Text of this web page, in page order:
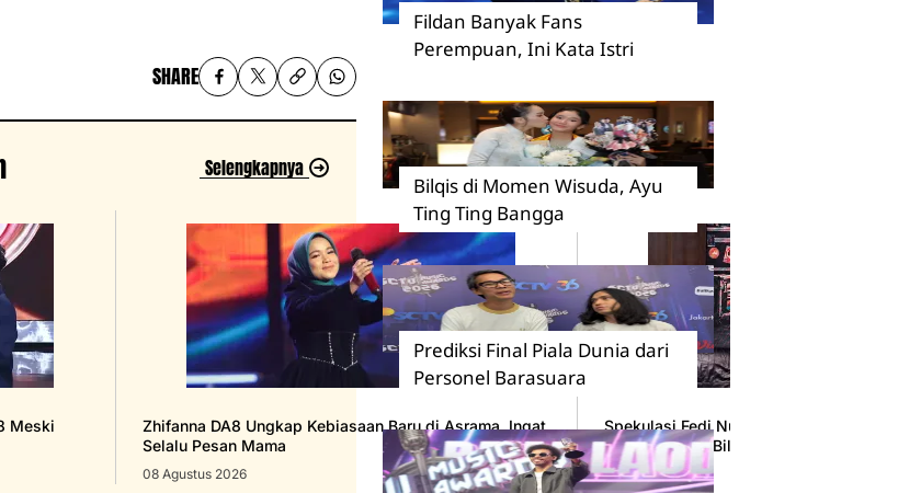
SHARE
Selengkapnya
Meski
Zhifanna DA8 Ungkap Kebiasaan Baru di Asrama, Ingat
Selalu Pesan Mama
08 Agustus 2026
Spekulasi Fedi Nuril-Reza Rahadian di
Manoj Punjabi Bilang Begini
08 Agustus 2026
Fildan Banyak Fans
Perempuan, Ini Kata Istri
Bilqis di Momen Wisuda, Ayu
Ting Ting Bangga
Prediksi Final Piala Dunia dari
Personel Barasuara